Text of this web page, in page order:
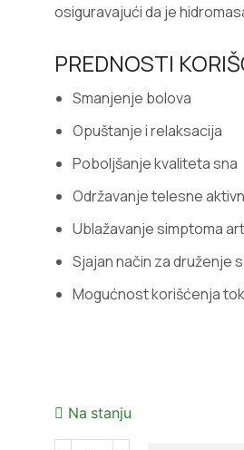
osiguravajući da je
PREDNOSTI
Smanjenje bolova
Opuštanje i relaksacija
Poboljšanje kvaliteta sna
Održavanje telesne
Ublažavanje simptoma
Sjajan način za druženje
Mogućnost korišćenja
Na stanju